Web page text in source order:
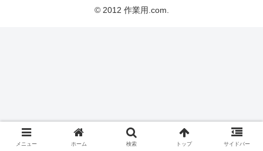
© 2012 作業用.com.
メニュー ホーム 検索 トップ サイドバー